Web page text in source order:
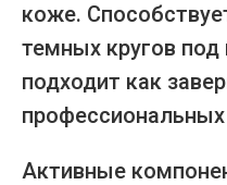
коже.
темных кругов под
подходит как
Активные